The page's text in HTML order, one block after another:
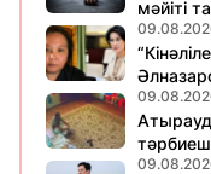
мәйіті